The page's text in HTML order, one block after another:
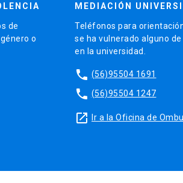
de
o
MEDIACIÓN
Teléfonos para
se ha vulnerado alguno
en la universidad.
phone (56)95504 1691
phone (56)95504 1247
launch Ir a la Oficina de